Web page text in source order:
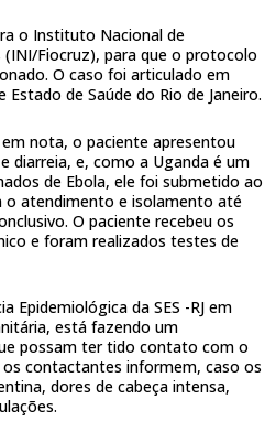
o Instituto Nacional de
Fiocruz), para que o protocolo
O caso foi articulado em
de Saúde do Rio de Janeiro.
nota, o paciente apresentou
diarreia, e, como a Uganda é um
de Ebola, ele foi submetido ao
o atendimento e isolamento até
O paciente recebeu os
e foram realizados testes de
Epidemiológica da SES -RJ em
está fazendo um
possam ter tido contato com o
contactantes informem, caso os
dores de cabeça intensa,